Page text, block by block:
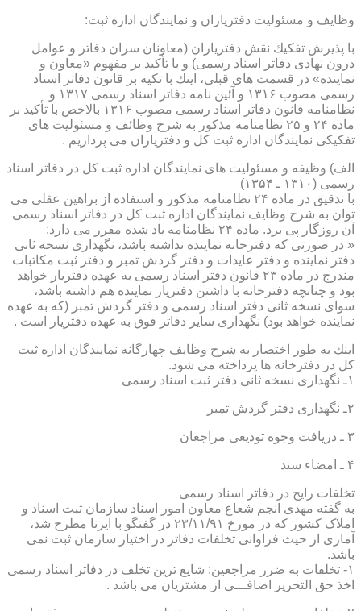
وظایف و مسئولیت دفتریاران و نمایندگان اداره ثبت:
با پذیرش تفكیك نقش دفتریاران (معاونان سران دفاتر و عوامل
درون نهادی دفاتر اسناد رسمی) و با تأكید بر مفهوم «معاون و
نماینده» در قسمت های قبلی، اینك با تكیه بر قانون دفاتر اسناد
رسمی مصوب ۱۳۱۶ و آئین نامه دفاتر اسناد رسمی ۱۳۱۷ و
نظامنامه قانون دفاتر اسناد رسمی مصوب ۱۳۱۶ بالاخص با تأكید بر
ماده ۲۴ و ۲۵ نظامنامه مذكور به شرح وظائف و مسئولیت های
تفكیكی نمایندگان اداره ثبت كل و دفتریاران می پردازیم .
الف) وظیفه و مسئولیت های نمایندگان اداره ثبت كل در دفاتر اسناد
رسمی (۱۳۱۰ ـ ۱۳۵۴)
با تدقیق در ماده ۲۴ نظامنامه مذكور و استفاده از براهین عقلی می
توان به شرح وظایف نمایندگان اداره ثبت كل در دفاتر اسناد رسمی
آن روزگار پی برد. ماده ۲۴ نظامنامه یاد شده مقرر می دارد:
« در صورتی كه دفترخانه نماینده نداشته باشد، نگهداری نسخه ثانی
دفتر نماینده و دفتر عایدات و دفتر گردش تمبر و دفتر ثبت مكاتبات
مندرج در ماده ۲۳ قانون دفتر اسناد رسمی به عهده دفتریار خواهد
بود و چنانچه دفترخانه با داشتن دفتریار نماینده هم داشته باشد،
سوای نسخه ثانی دفتر اسناد رسمی و دفتر گردش تمبر (كه به عهده
نماینده خواهد بود) نگهداری سایر دفاتر فوق به عهده دفتریار است .
اینك به طور اختصار به شرح وظایف چهارگانه نمایندگان اداره ثبت
كل در دفترخانه ها پرداخته می شود.
۱ـ نگهداری نسخه ثانی دفتر ثبت اسناد رسمی
۲ـ نگهداری دفتر گردش تمبر
۳ ـ دریافت وجوه تودیعی مراجعان
۴ ـ امضاء سند
تخلفات رایج در دفاتر اسناد رسمی
به گفته مهدی انجم شعاع معاون امور اسناد سازمان ثبت اسناد و
املاک کشور که در مورخ ۲۳/۱۱/۹۱ در گفتگو با ایرنا مطرح شد،
آماری از حیث فراوانی تخلفات دفاتر در اختیار سازمان ثبت نمی
باشد.
۱- تخلفات به ضرر مراجعین: شایع ترین تخلف در دفاتر اسناد رسمی
اخذ حق التحریر اضافـــی از مشتریان می باشد .